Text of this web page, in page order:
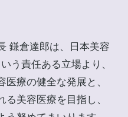
鎌倉達郎は、日本美容
う責任ある立場より、
療の健全な発展と、
美容医療を目指し、